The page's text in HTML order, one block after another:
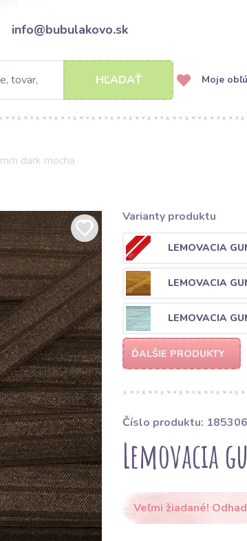
info@bubulakovo.sk
HĽADAŤ Moje
dark mocha
Varianty produktu
LEMOVACIA
LEMOVACIA
LEMOVACIA
ĎALŠIE PRODUKTY
Číslo produktu: 185306
Lemovacia
Veľmi žiadané!